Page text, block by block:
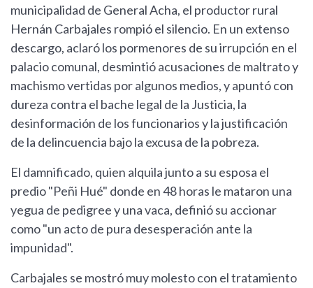
municipalidad de General Acha, el productor rural
Hernán Carbajales rompió el silencio. En un extenso
descargo, aclaró los pormenores de su irrupción en el
palacio comunal, desmintió acusaciones de maltrato y
machismo vertidas por algunos medios, y apuntó con
dureza contra el bache legal de la Justicia, la
desinformación de los funcionarios y la justificación
de la delincuencia bajo la excusa de la pobreza.
El damnificado, quien alquila junto a su esposa el
predio "Peñi Hué" donde en 48 horas le mataron una
yegua de pedigree y una vaca, definió su accionar
como "un acto de pura desesperación ante la
impunidad".
Carbajales se mostró muy molesto con el tratamiento